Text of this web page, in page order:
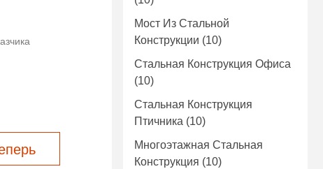
Мост Из Стальной
Конструкции (10)
Стальная Конструкция Офиса
(10)
Стальная Конструкция
Птичника (10)
Многоэтажная Стальная
Конструкция (10)